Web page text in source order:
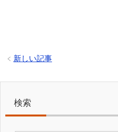
新しい記事
検索